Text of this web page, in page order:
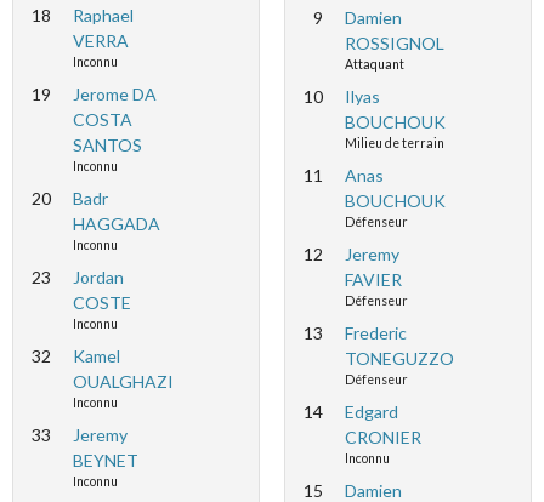
18
Raphael
VERRA
Inconnu
19
Jerome DA
COSTA
SANTOS
Inconnu
20
Badr
HAGGADA
Inconnu
23
Jordan
COSTE
Inconnu
32
Kamel
OUALGHAZI
Inconnu
33
Jeremy
BEYNET
Inconnu
9
Damien
ROSSIGNOL
Attaquant
10
Ilyas
BOUCHOUK
Milieu de terrain
11
Anas
BOUCHOUK
Défenseur
12
Jeremy
FAVIER
Défenseur
13
Frederic
TONEGUZZO
Défenseur
14
Edgard
CRONIER
Inconnu
15
Damien